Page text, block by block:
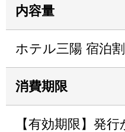
内容量
ホテル三陽 宿泊
消費期限
【有効期限】発